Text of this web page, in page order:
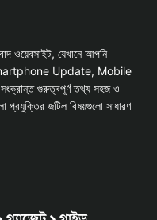
ওয়েবসাইট, যেখানে আপনি
Update, Mobile
গুরুত্বপূর্ণ তথ্য সহজ ও
প্রযুক্তির জটিল বিষয়গুলো সাধারণ